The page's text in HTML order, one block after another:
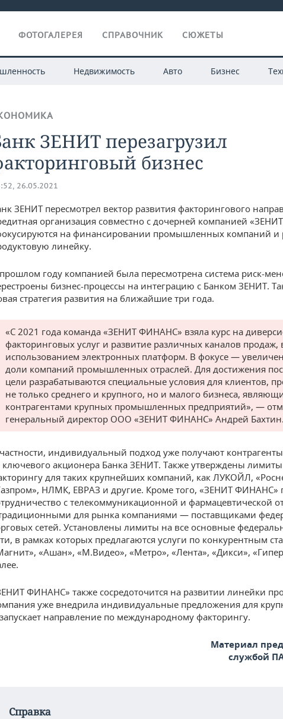
ФОТОГАЛЕРЕЯ СПРАВОЧНИК СЮЖЕТЫ
Недвижимость Авто Бизнес
ЗЕНИТ перезагрузил
бизнес
26.05.2021
ЗЕНИТ пересмотрел вектор развития факторингового
организация совместно с дочерней компанией
на финансировании промышленных компаний и
линейку.
году компанией была пересмотрена система риск-
бизнес-процессы на интеграцию с Банком ЗЕНИТ.
стратегия развития на ближайшие три года.
«С 2021 года команда «ЗЕНИТ ФИНАНС» взяла курс на
факторинговых услуг и развитие различных каналов продаж,
использованием электронных платформ. В фокусе —
доли компаний промышленных отраслей. Для достижения
цели разрабатываются специальные условия для клиентов,
не только среднего и крупного, но и малого бизнеса,
контрагентами крупных промышленных предприятий», —
генеральный директор ООО «ЗЕНИТ ФИНАНС» Андрей Бахтин.
индивидуальный подход уже получают
акционера Банка ЗЕНИТ. Также утверждены
для таких крупнейших компаний, как ЛУКОЙЛ,
НЛМК, ЕВРАЗ и другие. Кроме того, «ЗЕНИТ ФИНАНС»
с телекоммуникационной и фармацевтической
для рынка компаниями — поставщиками
сетей. Установлены лимиты на все основные
в рамках которых предлагаются услуги по конкурентным
«Ашан», «М.Видео», «Метро», «Лента», «Дикси»,
ФИНАНС» также сосредоточится на развитии линейки
уже внедрила индивидуальные предложения для
направление по международному факторингу.
Материал
службой
Справка